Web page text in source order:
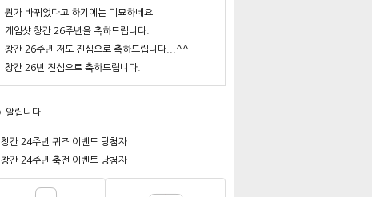
뭔가 바뀌었다고 하기에는 미묘하네요
게임샷 창간 26주년을 축하드립니다.
창간 26주년 저도 진심으로 축하드립니다...^^
창간 26년 진심으로 축하드립니다.
알립니다
창간 24주년 퀴즈 이벤트 당첨자
창간 24주년 축전 이벤트 당첨자